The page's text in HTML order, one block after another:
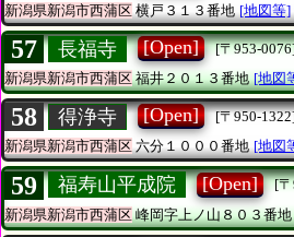
新潟県新潟市西蒲区 横戸３１３番地 [地図等]
57 長福寺 [Open]
[〒953-
新潟県新潟市西蒲区福井２０１３番地 [地図
58 得浄寺 [Open]
[〒950-
新潟県新潟市西蒲区六分１０００番地 [地図
59 福寿山平成院 [Open]
[
新潟県新潟市西蒲区峰岡字上ノ山８０３番地